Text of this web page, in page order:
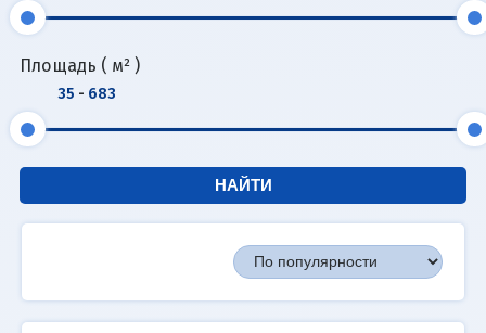
Площадь ( м² )
35 - 683